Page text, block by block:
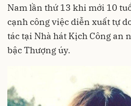
Nam lần thứ 13 khi mới 10
cạnh công việc diễn xuất tự
tác tại Nhà hát Kịch Công an
bậc Thượng úy.